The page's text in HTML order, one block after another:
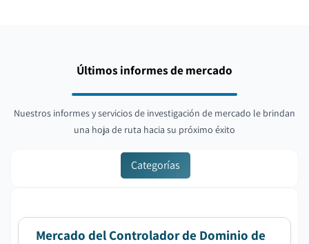
Últimos informes de mercado
Nuestros informes y servicios de investigación de mercado le brindan
una hoja de ruta hacia su próximo éxito
Categorías
Mercado del Controlador de Dominio de